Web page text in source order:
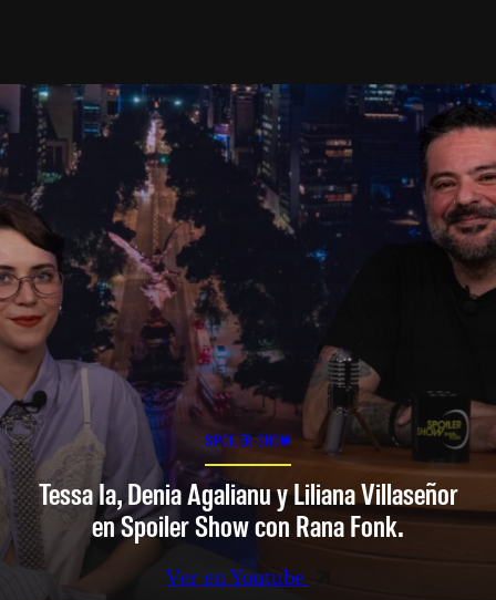
SPOILER SHOW
Tessa Ia, Denia Agalianu y Liliana Villaseñor
en Spoiler Show con Rana Fonk.
Ver en Youtube